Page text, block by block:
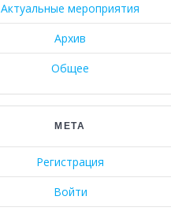
Актуальные мероприятия
Архив
Общее
МЕТА
Регистрация
Войти